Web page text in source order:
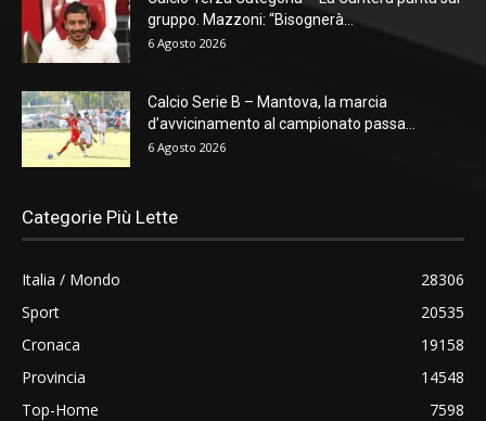
gruppo. Mazzoni: “Bisognerà...
6 Agosto 2026
Calcio Serie B – Mantova, la marcia
d’avvicinamento al campionato passa...
6 Agosto 2026
Categorie Più Lette
Italia / Mondo
28306
Sport
20535
Cronaca
19158
Provincia
14548
Top-Home
7598